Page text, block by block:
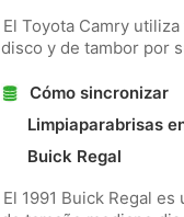
El Toyota Camry
disco y de tambor por
Cómo sincronizar
Limpiaparabrisas
Buick Regal
El 1991 Buick Regal es